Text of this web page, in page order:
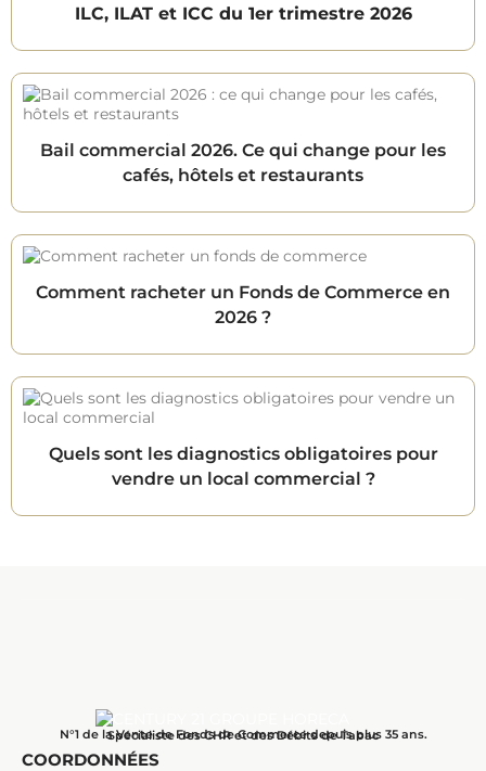
ILC, ILAT et ICC du 1er trimestre 2026
Bail commercial 2026. Ce qui change pour les
cafés, hôtels et restaurants
Comment racheter un Fonds de Commerce en
2026 ?
Quels sont les diagnostics obligatoires pour
vendre un local commercial ?
N°1 de la Vente de Fonds de Commerce depuis plus 35 ans.
Spécialiste des CHR et des Débits de Tabac
COORDONNÉES